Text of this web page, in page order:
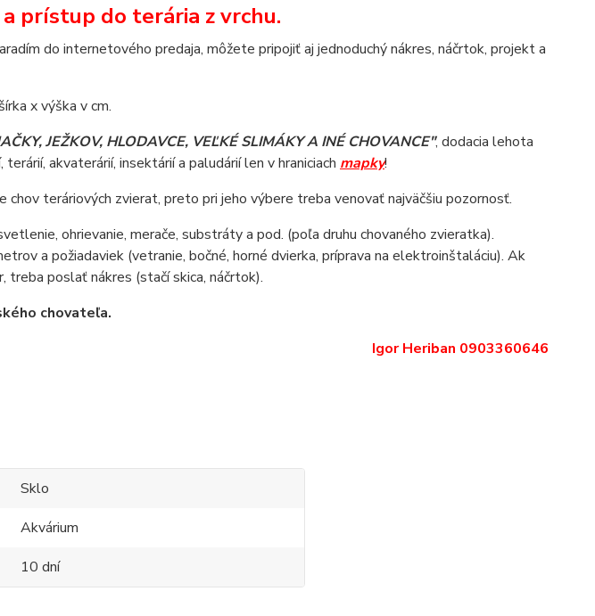
prístup do terária z vrchu.
do internetového predaja, môžete pripojiť aj jednoduchý nákres, náčrtok, projekt a
x výška v cm.
JEŽKOV, HLODAVCE, VEĽKÉ SLIMÁKY A INÉ CHOVANCE", dodacia lehota
akvaterárií, insektárií a paludárií len v hraniciach mapky!
chov teráriových zvierat, preto pri jeho výbere treba venovať najväčšiu pozornosť.
ohrievanie, merače, substráty a pod. (poľa druhu chovaného zvieratka).
a požiadaviek (vetranie, bočné, horné dvierka, príprava na elektroinštaláciu). Ak
treba poslať nákres (stačí skica, náčrtok).
chovateľa.
Igor Heriban 0903360646
Sklo
Akvárium
10 dní